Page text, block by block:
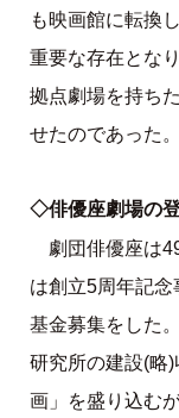
も映画館に転換
重要な存在とな
拠点劇場を持ち
せたのであった。
◇俳優座劇場の
劇団俳優座は
は創立5周年記
基金募集をした
研究所の建設(略
画」を盛り込む